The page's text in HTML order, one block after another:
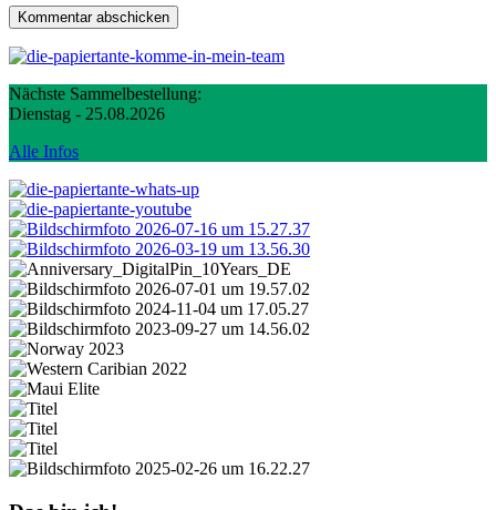
Nächste Sammelbestellung:
Dienstag - 25.08.2026
Alle Infos